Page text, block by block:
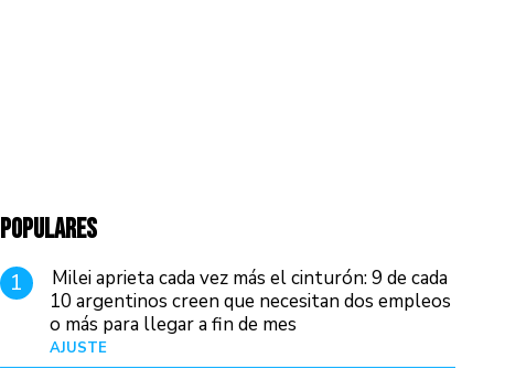
POPULARES
1
Milei aprieta cada vez más el cinturón: 9 de cada
10 argentinos creen que necesitan dos empleos
o más para llegar a fin de mes
AJUSTE